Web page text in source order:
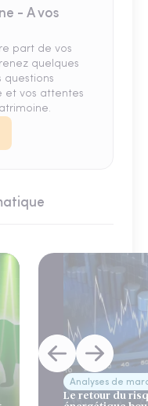
- A vos
part de vos
quelques
questions
et vos attentes
Analyses de
Le retour du